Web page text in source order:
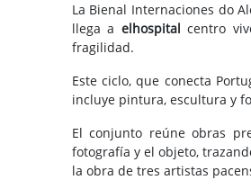
La Bienal Internaciones do
llega a elhospitalcentro
fragilidad.
Este ciclo, que conecta
incluye pintura, escultura y
El conjunto reúne obras
fotografía y el objeto,
la obra de tres artistas